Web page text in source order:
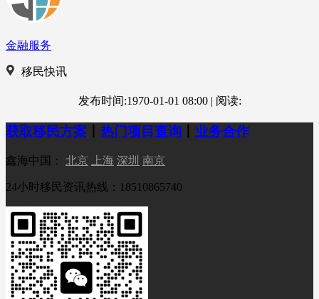
金融服务
移民快讯
发布时间:1970-01-01 08:00 | 阅读:
获取移民方案 热门项目查询 业务合作
鑫海中国： 北京 上海 深圳 南京
24小时移民资讯热线：18510865740